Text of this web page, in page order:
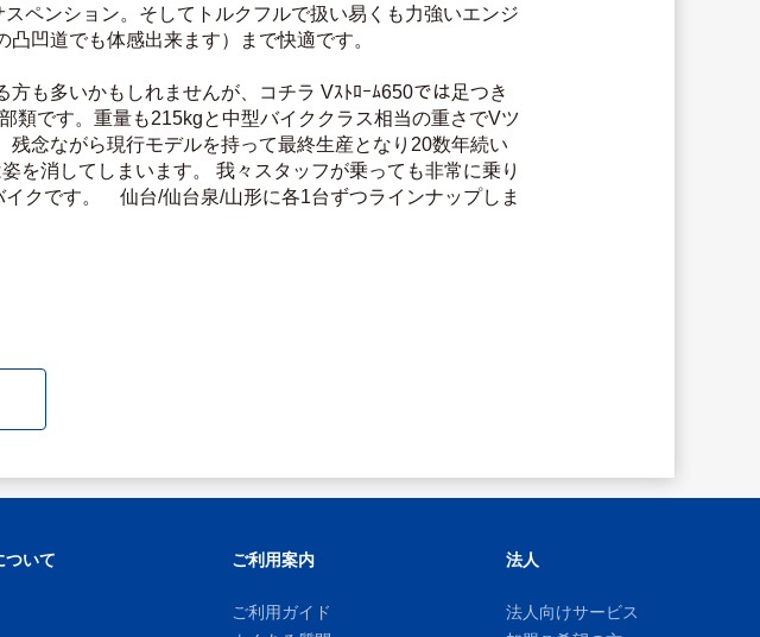
ペンション。そしてトルクフルで扱い易くも力強いエンジ
凹道でも体感出来ます）まで快適です。
も多いかもしれませんが、コチラ Vｽﾄﾛｰﾑ650では足つき
類です。重量も215kgと中型バイククラス相当の重さでVツ
念ながら現行モデルを持って最終生産となり20数年続い
を消してしまいます。 我々スタッフが乗っても非常に乗り
クです。　仙台/仙台泉/山形に各1台ずつラインナップしま
ついて ご利用案内
ご利用ガイド
法人
法人向けサービス